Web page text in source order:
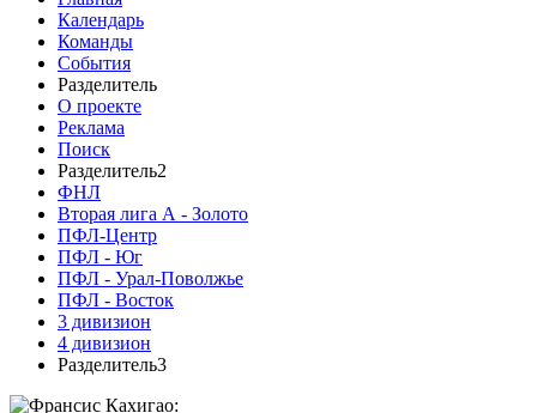
Календарь
Команды
События
Разделитель
О проекте
Реклама
Поиск
Разделитель2
ФНЛ
Вторая лига А - Золото
ПФЛ-Центр
ПФЛ - Юг
ПФЛ - Урал-Поволжье
ПФЛ - Восток
3 дивизион
4 дивизион
Разделитель3